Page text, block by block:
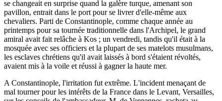
se changeait en surprise quand la galère turque, amenant son
pavillon, entrait dans le port pour se livrer d'elle-même aux
chevaliers. Parti de Constantinople, comme chaque année au
printemps pour sa tournée traditionnelle dans l'Archipel, le grand
amiral avait fait relâche à Kos ; un vendredi, tandis qu'il était à la
mosquée avec ses officiers et la plupart de ses matelots musulmans,
les esclaves chrétiens qu'il avait laissés à bord s'étaient révoltés,
avaient mis à la voile et réussi à gagner la haute mer.
A Constantinople, l'irritation fut extrême. L'incident menaçant de
mal tourner pour les intérêts de la France dans le Levant, Versailles,